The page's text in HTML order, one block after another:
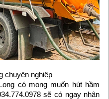
chuyên nghiệp
có mong muốn hút hầm
sẽ có ngay nhân